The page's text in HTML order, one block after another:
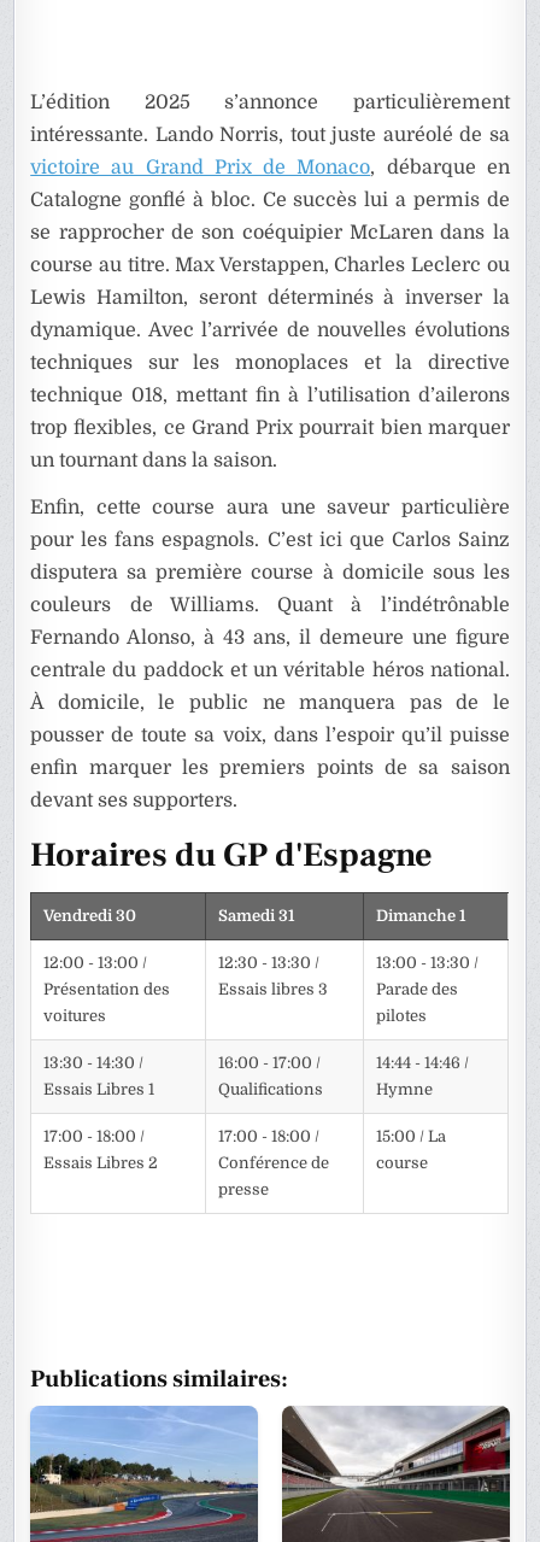
L’édition 2025 s’annonce particulièrement
intéressante. Lando Norris, tout juste auréolé de sa
victoire au Grand Prix de Monaco, débarque en
Catalogne gonflé à bloc. Ce succès lui a permis de
se rapprocher de son coéquipier McLaren dans la
course au titre. Max Verstappen, Charles Leclerc ou
Lewis Hamilton, seront déterminés à inverser la
dynamique. Avec l’arrivée de nouvelles évolutions
techniques sur les monoplaces et la directive
technique 018, mettant fin à l’utilisation d’ailerons
trop flexibles, ce Grand Prix pourrait bien marquer
un tournant dans la saison.
Enfin, cette course aura une saveur particulière
pour les fans espagnols. C’est ici que Carlos Sainz
disputera sa première course à domicile sous les
couleurs de Williams. Quant à l’indétrônable
Fernando Alonso, à 43 ans, il demeure une figure
centrale du paddock et un véritable héros national.
À domicile, le public ne manquera pas de le
pousser de toute sa voix, dans l’espoir qu’il puisse
enfin marquer les premiers points de sa saison
devant ses supporters.
Horaires du GP d'Espagne
Vendredi 30 Samedi 31 Dimanche 1
12:00 - 13:00 /
Présentation des
voitures
12:30 - 13:30 /
Essais libres 3
13:00 - 13:30 /
Parade des
pilotes
13:30 - 14:30 /
Essais Libres 1
16:00 - 17:00 /
Qualifications
14:44 - 14:46 /
Hymne
17:00 - 18:00 /
Essais Libres 2
17:00 - 18:00 /
Conférence de
presse
15:00 / La
course
Publications similaires: